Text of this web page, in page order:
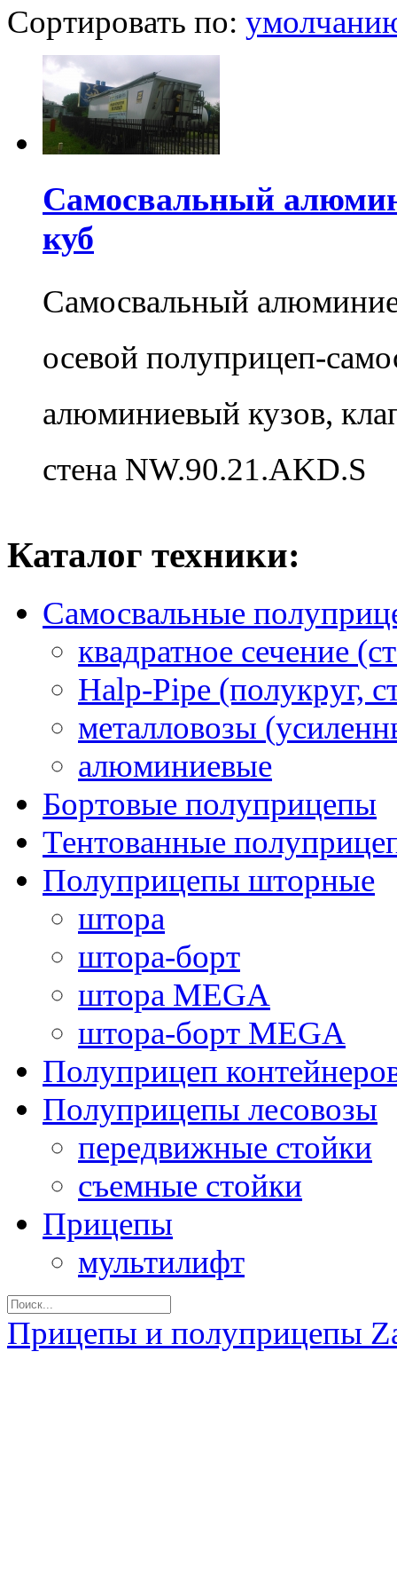
Сортировать по:
Самосвальный
куб
Самосвальный
осевой полуприцеп-
алюминиевый кузов,
стена NW.90.21.AKD.S
Каталог техники:
Самосвальные
квадратное сечение
Halp-Pipe (полукруг,
металловозы
алюминиевые
Бортовые полуприцепы
Тентованные
Полуприцепы шторные
штора
штора-борт
штора MEGA
штора-борт MEGA
Полуприцеп
Полуприцепы лесовозы
передвижные стойки
съемные стойки
Прицепы
мультилифт
Прицепы и полуприцепы